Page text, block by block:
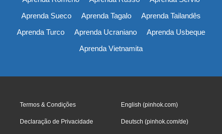
Aprenda Sueco
Aprenda Tagalo
Aprenda Tailandês
Aprenda Turco
Aprenda Ucraniano
Aprenda Usbeque
Aprenda Vietnamita
Termos & Condições
Declaração de Privacidade
English (pinhok.com)
Deutsch (pinhok.com/de)